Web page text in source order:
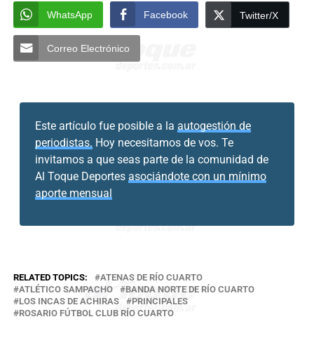
WhatsApp Facebook Twitter/X
Correo Electrónico
Este artículo fue posible a la autogestión de
periodistas. Hoy necesitamos de vos. Te
invitamos a que seas parte de la comunidad de
Al Toque Deportes asociándote con un mínimo
aporte mensual
RELATED TOPICS:
ATENAS DE RÍO CUARTO
ATLÉTICO SAMPACHO
BANDA NORTE DE RÍO CUARTO
LOS INCAS DE ACHIRAS
PRINCIPALES
ROSARIO FÚTBOL CLUB RÍO CUARTO